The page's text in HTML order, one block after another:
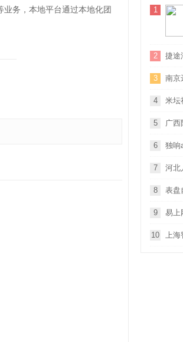
务，本地平台通过本地化团
1
2 捷途
3 南京
4 米坛
5 广西
6 独响
7 河北
8 表盘
9 易上
10 上海